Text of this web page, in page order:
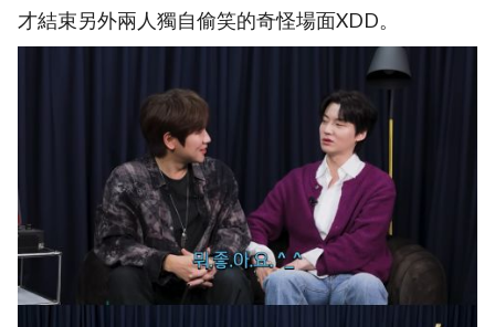
才結束另外兩人獨自偷笑的奇怪場面XDD。